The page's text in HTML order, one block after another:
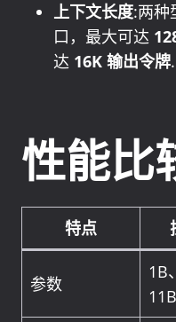
上下文长度:两种
口，最大可达
达 16K 输出令牌.
性能比
特点
参数
1B